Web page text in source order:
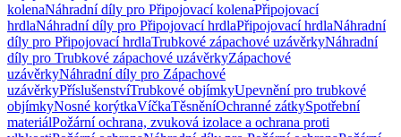
kolenaNáhradní díly pro Připojovací kolenaPřipojovací
hrdlaNáhradní díly pro Připojovací hrdlaPřipojovací hrdlaNáhradní
díly pro Připojovací hrdlaTrubkové zápachové uzávěrkyNáhradní
díly pro Trubkové zápachové uzávěrkyZápachové
uzávěrkyNáhradní díly pro Zápachové
uzávěrkyPříslušenstvíTrubkové objímkyUpevnění pro trubkové
objímkyNosné korýtkaVíčkaTěsněníOchranné zátkySpotřební
materiálPožární ochrana, zvuková izolace a ochrana proti